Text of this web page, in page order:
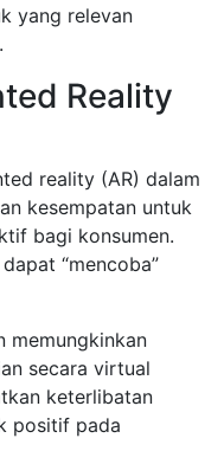
yang relevan
Reality
reality (AR) dalam
kesempatan untuk
bagi konsumen.
“mencoba”
memungkinkan
secara virtual
keterlibatan
positif pada